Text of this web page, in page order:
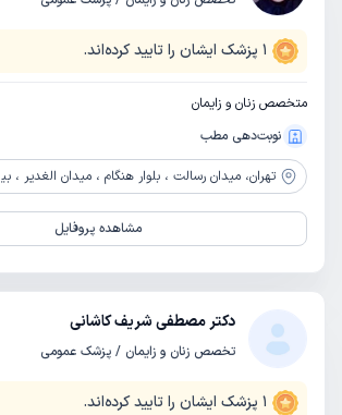
1 پزشک ایشان را تایید کرده‌اند.
متخصص زنان و زایمان
نوبت‌دهی مطب
تهران، میدان رسالت ، بلوار هنگام ، میدان الغدیر ، بیمارستان الغدیر
مشاهده پروفایل
دکتر مصطفی شریف کاشانی
تخصص زنان و زایمان / پزشک عمومی
1 پزشک ایشان را تایید کرده‌اند.